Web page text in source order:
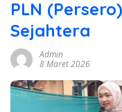
PLN
Sejahtera
Admin
8 Maret 2026